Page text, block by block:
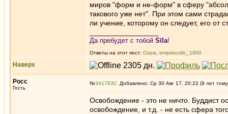
миров "форм и не-форм" в сферу
такового уже нет". При этом сами
ли учение, которому он следует, его от
Да пребудет с тобой Sīla!
Ответы на этот пост: Серж empiriocritic_1900
Наверх
Росс
Гость
№341783 Добавлено: Ср 30 Авг 17, 20:22 (9 лет
Освобождение - это не ничто. Буддист
освобождение, и т.д. - не есть сфера